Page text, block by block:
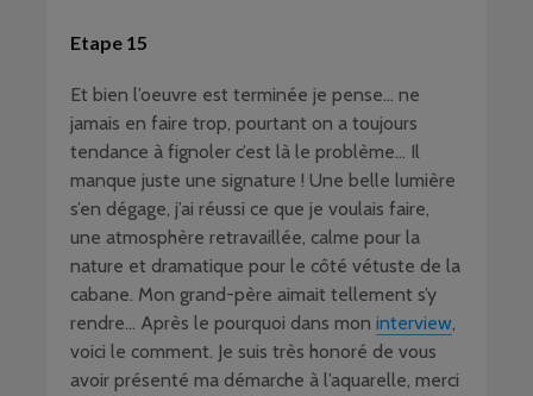
Etape 15
Et bien l’oeuvre est terminée je pense… ne
jamais en faire trop, pourtant on a toujours
tendance à fignoler c’est là le problème… Il
manque juste une signature ! Une belle lumière
s’en dégage, j’ai réussi ce que je voulais faire,
une atmosphère retravaillée, calme pour la
nature et dramatique pour le côté vétuste de la
cabane. Mon grand-père aimait tellement s’y
rendre… Après le pourquoi dans mon interview,
voici le comment. Je suis très honoré de vous
avoir présenté ma démarche à l’aquarelle, merci